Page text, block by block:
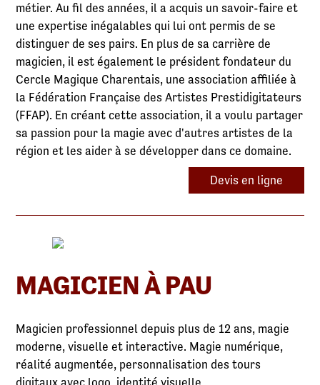
métier. Au fil des années, il a acquis un savoir-faire et
une expertise inégalables qui lui ont permis de se
distinguer de ses pairs. En plus de sa carrière de
magicien, il est également le président fondateur du
Cercle Magique Charentais, une association affiliée à
la Fédération Française des Artistes Prestidigitateurs
(FFAP). En créant cette association, il a voulu partager
sa passion pour la magie avec d'autres artistes de la
région et les aider à se développer dans ce domaine.
Devis en ligne
MAGICIEN À PAU
Magicien professionnel depuis plus de 12 ans, magie
moderne, visuelle et interactive. Magie numérique,
réalité augmentée, personnalisation des tours
digitaux avec logo, identité visuelle...